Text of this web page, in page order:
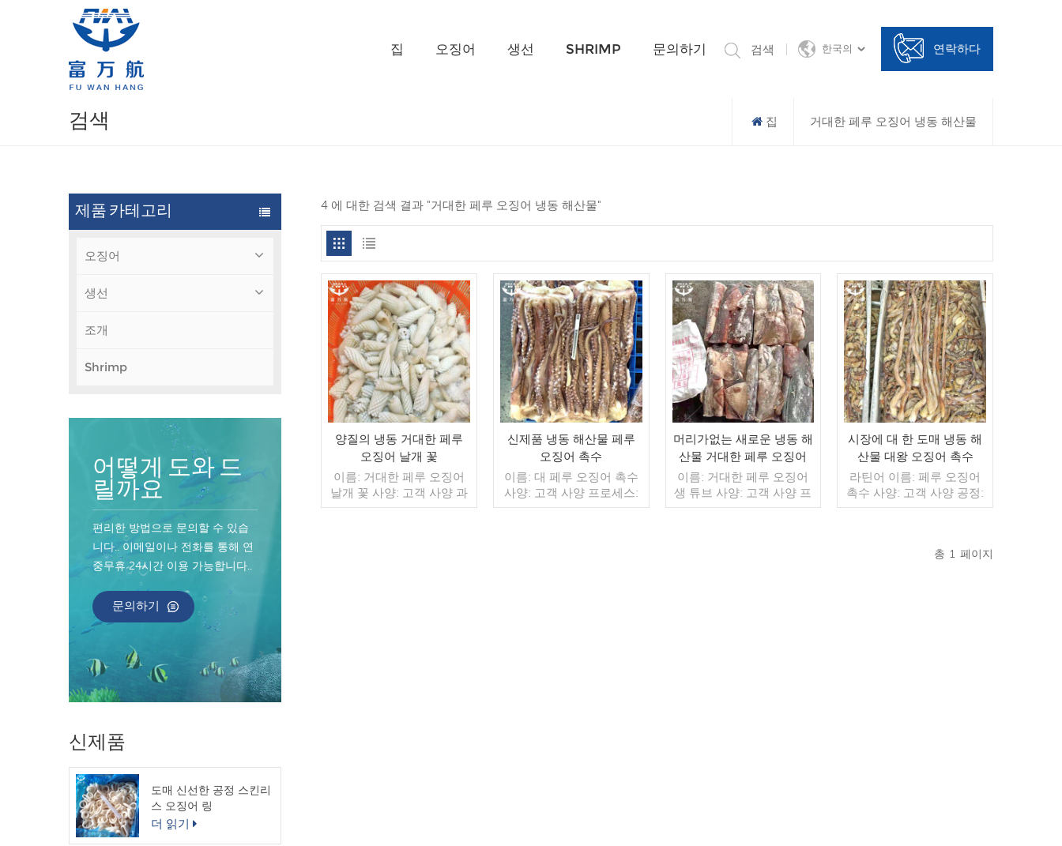
집 오징어 생선 SHRIMP 문의하기 검색 한국의 연락하다
검색 집 거대한 페루 오징어 냉동 해산물
제품 카테고리
오징어
생선
조개
Shrimp
어떻게 도와 드
릴까요
편리한 방법으로 문의할 수 있습
니다.. 이메일이나 전화를 통해 연
중무휴 24시간 이용 가능합니다..
문의하기
신제품
도매 신선한 공정 스킨리
스 오징어 링
더 읽기
4 에 대한 검색 결과 "거대한 페루 오징어 냉동 해산물"
양질의 냉동 거대한 페루
오징어 날개 꽃
이름: 거대한 페루 오징어
날개 꽃 사양: 고객 사양 과
정: 희게 글레이징: IQF
신제품 냉동 해산물 페루
오징어 촉수
이름: 대 페루 오징어 촉수
사양: 고객 사양 프로세스:
컷 유약: BQF 40%(맞춤형)
머리가없는 새로운 냉동 해
산물 거대한 페루 오징어
생 튜브
이름: 거대한 페루 오징어
생 튜브 사양: 고객 사양 프
로세스: 컷 유약: BQF 40%
시장에 대 한 도매 냉동 해
산물 대왕 오징어 촉수
라틴어 이름: 페루 오징어
촉수 사양: 고객 사양 공정:
컷 글레이징: BQF 40% (맞
델: 도매/수출 최소 주문:
총 1 페이지